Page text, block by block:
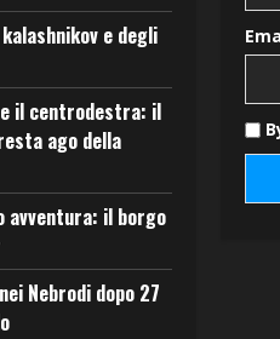
e degli
il centrodestra: il
ago della
avventura: il borgo
Nebrodi dopo 27